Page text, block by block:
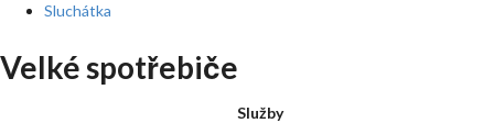
Sluchátka
Velké spotřebiče
Služby